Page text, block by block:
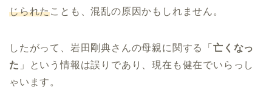
じられたことも、混乱の原因かもしれません。
したがって、岩田剛典さんの母親に関する「 亡くなっ
た 」という情報は誤りであり、現在も健在でいらっし
ゃいます。